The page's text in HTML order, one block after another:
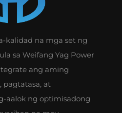
kalidad na mga set ng
sa Weifang Yag Power
ang aming
pagtatasa, at
aalok ng optimisadong